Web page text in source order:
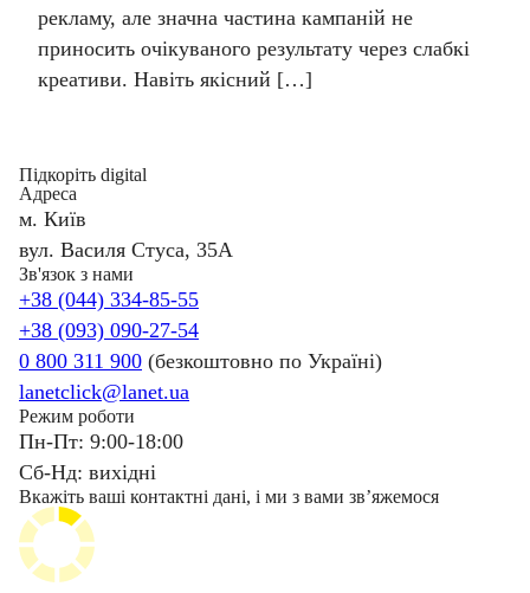
рекламу, але значна частина кампаній не
приносить очікуваного результату через слабкі
креативи. Навіть якісний […]
Підкоріть digital
Адреса
м. Київ
вул. Василя Стуса, 35А
Зв'язок з нами
+38 (044) 334-85-55
+38 (093) 090-27-54
0 800 311 900 (безкоштовно по Україні)
lanetclick@lanet.ua
Режим роботи
Пн-Пт: 9:00-18:00
Сб-Нд: вихідні
Вкажіть ваші контактні дані, і ми з вами звʼяжемося